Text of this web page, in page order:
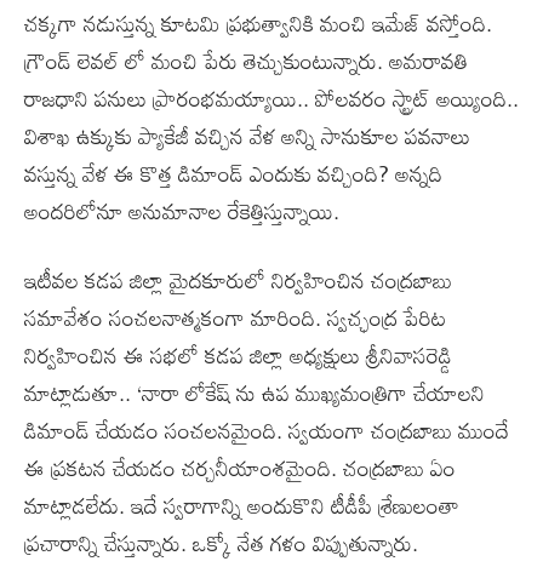
చక్కగా నడుస్తున్న కూటమి ప్రభుత్వానికి మంచి ఇమేజ్ వస్తోంది.
గ్రౌండ్ లెవల్ లో మంచి పేరు తెచ్చుకుంటున్నారు. అమరావతి
రాజధాని పనులు ప్రారంభమయ్యాయి.. పోలవరం స్ట్రాట్ అయ్యింది..
విశాఖ ఉక్కుకు ప్యాకేజీ వచ్చిన వేళ అన్ని సానుకూల పవనాలు
వస్తున్న వేళ ఈ కొత్త డిమాండ్ ఎందుకు వచ్చింది? అన్నది
అందరిలోనూ అనుమానాల రేకెత్తిస్తున్నాయి.
ఇటీవల కడప జిల్లా మైదకూరులో నిర్వహించిన చంద్రబాబు
సమావేశం సంచలనాత్మకంగా మారింది. స్వచ్ఛంద్ర పేరిట
నిర్వహించిన ఈ సభలో కడప జిల్లా అధ్యక్షులు శ్రీనివాసరెడ్డి
మాట్లాడుతూ.. ‘నారా లోకేష్ ను ఉప ముఖ్యమంత్రిగా చేయాలని
డిమాండ్ చేయడం సంచలనమైంది. స్వయంగా చంద్రబాబు ముందే
ఈ ప్రకటన చేయడం చర్చనీయాంశమైంది. చంద్రబాబు ఏం
మాట్లాడలేదు. ఇదే స్వరాగాన్ని అందుకొని టీడీపీ శ్రేణులంతా
ప్రచారాన్ని చేస్తున్నారు. ఒక్కో నేత గళం విప్పుతున్నారు.